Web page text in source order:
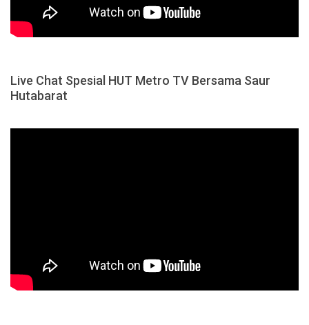
Live Chat Spesial HUT Metro TV Bersama Saur
Hutabarat